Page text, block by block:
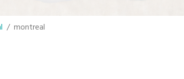
montreal